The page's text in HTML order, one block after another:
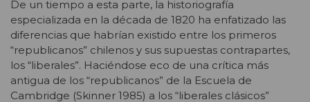
De un tiempo a esta parte, la historiografía
especializada en la década de 1820 ha enfatizado las
diferencias que habrían existido entre los primeros
“republicanos” chilenos y sus supuestas contrapartes,
los “liberales”. Haciéndose eco de una crítica más
antigua de los “republicanos” de la Escuela de
Cambridge (Skinner 1985) a los “liberales clásicos”